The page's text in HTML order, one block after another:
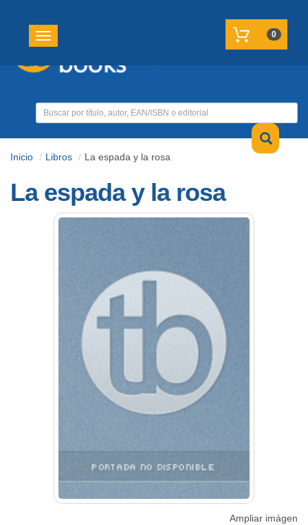
Toggle navigation 0
Inicio Libros La espada y la rosa
La espada y la rosa
Ampliar imágen